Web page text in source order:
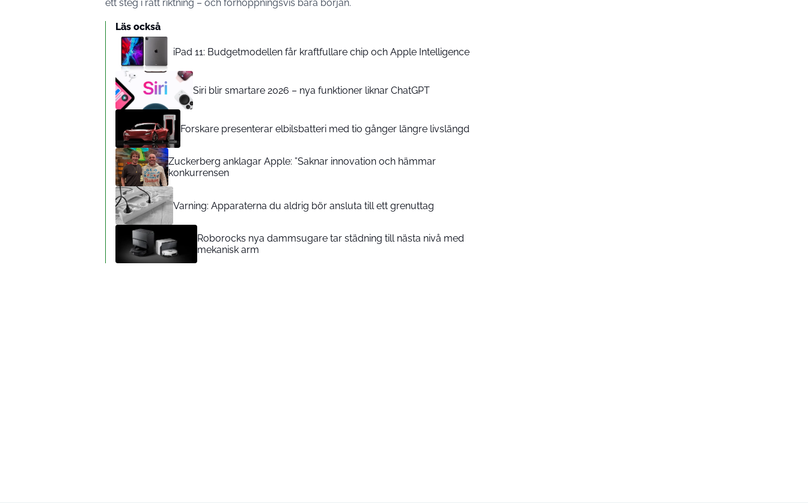
ett steg i rätt riktning – och förhoppningsvis bara början.
Läs också
iPad 11: Budgetmodellen får kraftfullare chip och Apple Intelligence
Siri blir smartare 2026 – nya funktioner liknar ChatGPT
Forskare presenterar elbilsbatteri med tio gånger längre livslängd
Zuckerberg anklagar Apple: ”Saknar innovation och hämmar
konkurrensen
Varning: Apparaterna du aldrig bör ansluta till ett grenuttag
Roborocks nya dammsugare tar städning till nästa nivå med
mekanisk arm